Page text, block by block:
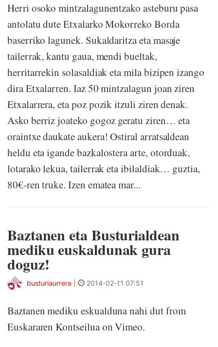
Herri osoko mintzalagunentzako asteburu pasa
antolatu dute Etxalarko Mokorreko Borda
baserriko lagunek. Sukaldaritza eta masaje
tailerrak, kantu gaua, mendi bueltak,
herritarrekin solasaldiak eta mila bizipen izango
dira Etxalarren. Iaz 50 mintzalagun joan ziren
Etxalarrera, eta poz pozik itzuli ziren denak.
Asko berriz joateko gogoz geratu ziren… eta
oraintxe daukate aukera! Ostiral arratsaldean
heldu eta igande bazkalostera arte, otorduak,
lotarako lekua, tailerrak eta ibilaldiak… guztia,
80€-ren truke. Izen ematea mar...
Baztanen eta Busturialdean
mediku euskaldunak gura
doguz!
busturiaurrera 2014-02-11 07:51
Baztanen mediku eskualduna nahi dut from
Euskararen Kontseilua on Vimeo.